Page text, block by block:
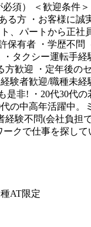
須） ＜歓迎条件
る方 ・お客様に誠
、パートから正社
保有者 ・学歴不問
タクシー運転手経
方歓迎 ・定年後の
験者歓迎/職種未経
是非! ・20代30代の
の中高年活躍中。
経験不問(会社負担
ークで仕事を探し
AT限定